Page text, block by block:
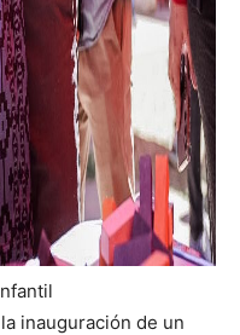
inauguración de un